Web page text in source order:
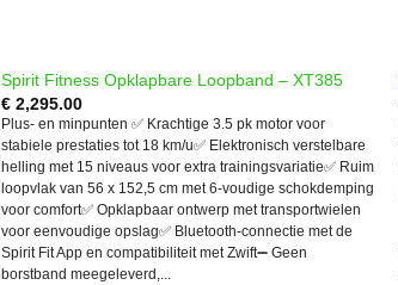
Spirit Fitness Opklapbare Loopband – XT385
€2,295.00
Plus- en minpunten ✅ Krachtige 3.5 pk motor voor
stabiele prestaties tot 18 km/u✅ Elektronisch verstelbare
helling met 15 niveaus voor extra trainingsvariatie✅ Ruim
loopvlak van 56 x 152,5 cm met 6-voudige schokdemping
voor comfort✅ Opklapbaar ontwerp met transportwielen
voor eenvoudige opslag✅ Bluetooth-connectie met de
Spirit Fit App en compatibiliteit met Zwift➖ Geen
borstband meegeleverd,...